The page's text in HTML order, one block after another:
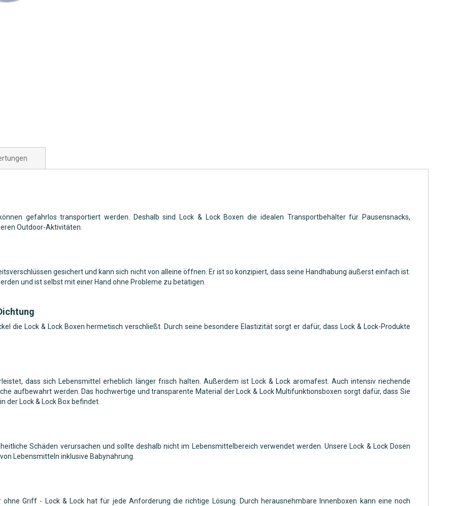
gefahrlos transportiert werden. Deshalb sind Lock & Lock Boxen die idealen Transportbehälter für Pausensnacks,
Outdoor-Aktivitäten.
gesichert und kann sich nicht von alleine öffnen. Er ist so konzipiert, dass seine Handhabung äußerst einfach ist.
und ist selbst mit einer Hand ohne Probleme zu betätigen.
die Lock & Lock Boxen hermetisch verschließt. Durch seine besondere Elastizität sorgt er dafür, dass Lock & Lock-Produkte
dass sich Lebensmittel erheblich länger frisch halten. Außerdem ist Lock & Lock aromafest. Auch intensiv riechende
aufbewahrt werden. Das hochwertige und transparente Material der Lock & Lock Multifunktionsboxen sorgt dafür, dass Sie
der Lock & Lock Box befindet.
Schäden verursachen und sollte deshalb nicht im Lebensmittelbereich verwendet werden. Unsere Lock & Lock Dosen
Lebensmitteln inklusive Babynahrung.
Griff - Lock & Lock hat für jede Anforderung die richtige Lösung. Durch herausnehmbare Innenboxen kann eine noch